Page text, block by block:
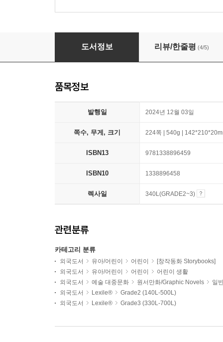
Dog Man #13 : Big Jim Begins
도서정보 리뷰/한줄평 (4/5)
품목정보
발행일 2024년 12월 03일
쪽수, 무게, 크기 224쪽 | 540g |
ISBN13 9781338896459
ISBN10 1338896458
렉사일 340L(GRADE2~3)
관련분류
카테고리 분류
외국도서 유아/어린이 어린이
[창작동화 Storybooks]
외국도서
유아/어린이 어린이
어린이 생활
외국도서
예술 대중문화 원서만화/Graphic Novels
일
외국도서
Lexile®
Grade2 (140L-500L)
외국도서
Lexile® Grade3 (330L-700L)